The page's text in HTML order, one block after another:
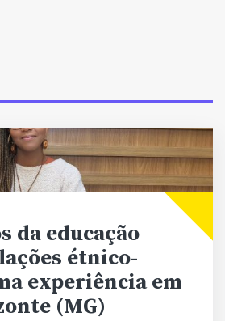
da educação
étnico-
experiência em
(MG)